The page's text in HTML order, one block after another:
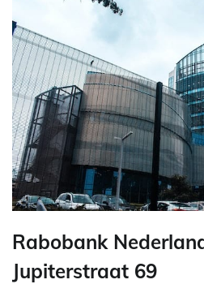
Rabobank
Jupiterstraat 69